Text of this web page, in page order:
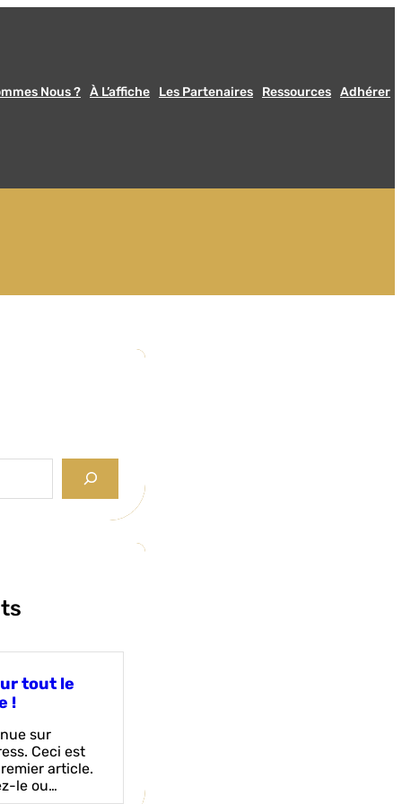
Nous ? À L’affiche Les Partenaires Ressources Adhérer
tout le
!
sur
Ceci est
article.
le ou…